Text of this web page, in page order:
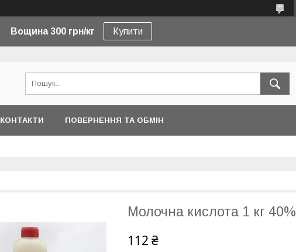
Вощина 300 грн/кг Купити
КОНТАКТИ ПОВЕРНЕННЯ ТА ОБМІН
Молочна кислота 1 кг 40%
112 ₴